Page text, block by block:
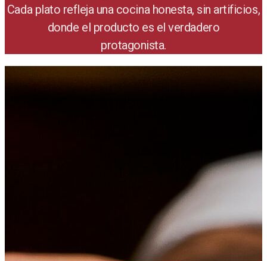
Cada plato refleja una cocina honesta, sin artificios,
donde el producto es el verdadero
protagonista.